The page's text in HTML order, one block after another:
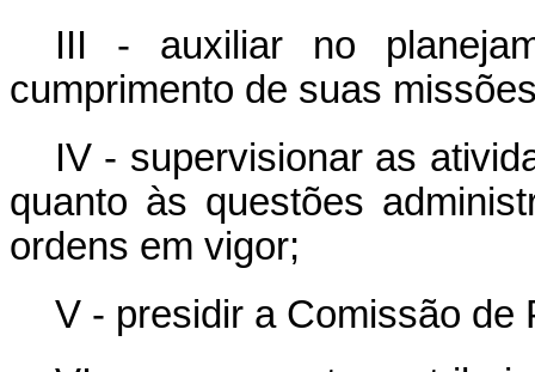
III - auxiliar no
cumprimento de suas
IV - supervisionar as
quanto às questões
ordens em vigor;
V - presidir a Comissão de